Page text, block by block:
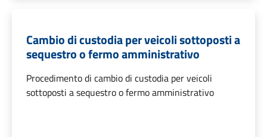
Cambio di custodia per veicoli sottoposti a
sequestro o fermo amministrativo
Procedimento di cambio di custodia per veicoli
sottoposti a sequestro o fermo amministrativo